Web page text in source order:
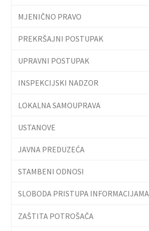
MJENIČNO PRAVO
PREKRŠAJNI POSTUPAK
UPRAVNI POSTUPAK
INSPEKCIJSKI NADZOR
LOKALNA SAMOUPRAVA
USTANOVE
JAVNA PREDUZEĆA
STAMBENI ODNOSI
SLOBODA PRISTUPA INFORMACIJAMA
ZAŠTITA POTROŠAČA